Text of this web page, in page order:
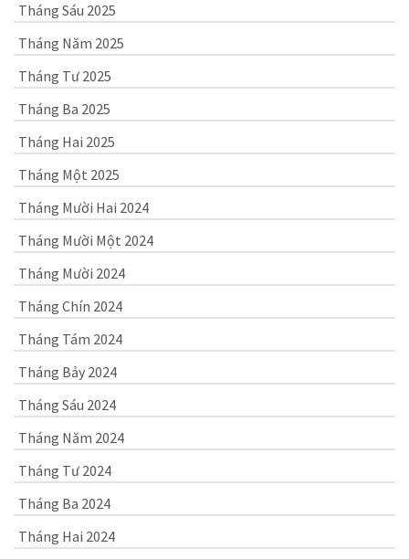
Tháng Sáu 2025
Tháng Năm 2025
Tháng Tư 2025
Tháng Ba 2025
Tháng Hai 2025
Tháng Một 2025
Tháng Mười Hai 2024
Tháng Mười Một 2024
Tháng Mười 2024
Tháng Chín 2024
Tháng Tám 2024
Tháng Bảy 2024
Tháng Sáu 2024
Tháng Năm 2024
Tháng Tư 2024
Tháng Ba 2024
Tháng Hai 2024